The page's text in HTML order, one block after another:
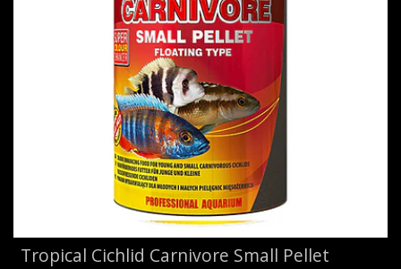
Tropical Cichlid Carnivore Small Pellet